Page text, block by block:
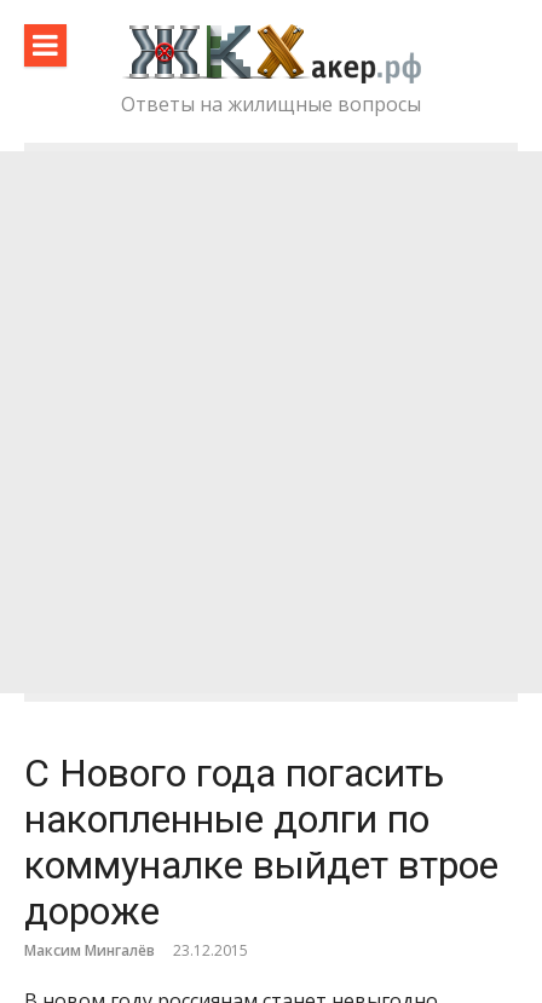
content
Ответы на жилищные вопросы
С Нового года погасить
накопленные долги по
коммуналке выйдет втрое
дороже
Максим Мингалёв 23.12.2015